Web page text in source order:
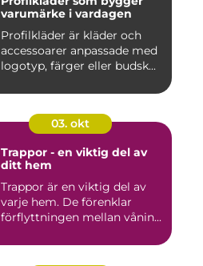
varumärke i vardagen
Profilkläder är kläder och
accessoarer anpassade med
logotyp, färger eller budsk...
03. okt
Trappor - en viktig del av
ditt hem
Trappor är en viktig del av
varje hem. De förenklar
förflyttningen mellan vånin...